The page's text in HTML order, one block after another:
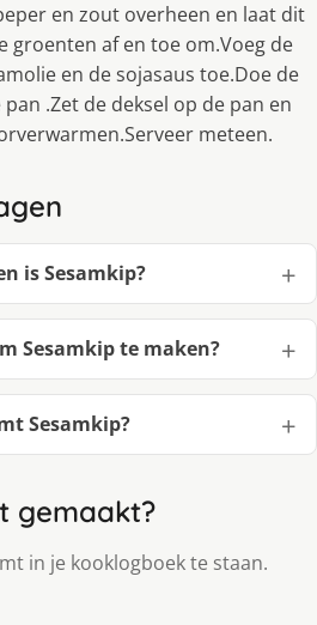
en zout overheen en laat dit
groenten af en toe om.Voeg de
en de sojasaus toe.Doe de
.Zet de deksel op de pan en
meteen.
is Sesamkip?
Sesamkip te maken?
Sesamkip?
gemaakt?
in je kooklogboek te staan.